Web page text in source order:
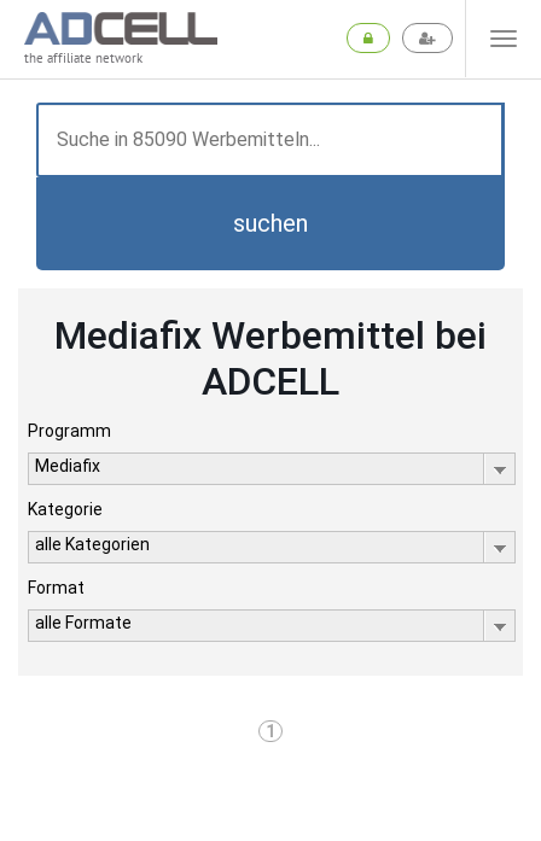
the affiliate network
suchen
Mediafix Werbemittel bei
ADCELL
Programm
Mediafix
Kategorie
alle Kategorien
Format
alle Formate
1